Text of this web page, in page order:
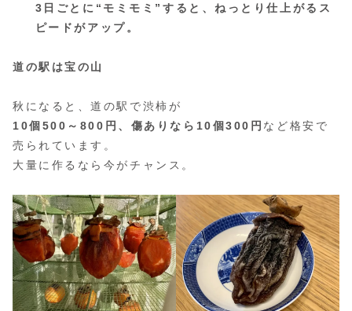
3日ごとに“モミモミ”すると、ねっとり仕上がるス
ピードがアップ。
道の駅は宝の山
秋になると、道の駅で渋柿が
10個500～800円、傷ありなら10個300円 など格安で
売られています。
大量に作るなら今がチャンス。